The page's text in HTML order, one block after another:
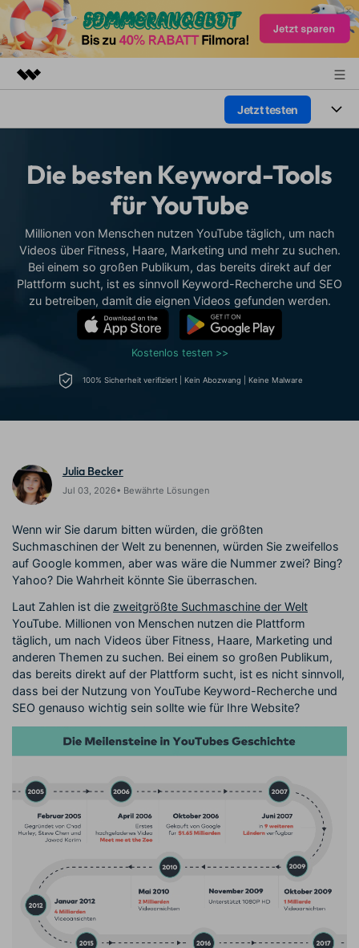
Dienstprogramme
Überblick
Presseraum
Shop
Support
Jetzt testen
Plattformen
Assets
Video/Foto
Audio
Text
Lösungen
Wer
Video-Lösungen
Ressourcen
Video-Prompts
Prompts – schnell ähnliche
Videos erstellen
Meisterkurs
Beherrschen Sie
Videobearbeitungsfähigkeiten
Lernen, ausdrücken und
erweitern Sie Ihre
Videobearbeitungs-
können
Creator
Programm
Monetarisieren Sie
Ihren Einfluss mit Filmora
Freunde-werben-
An Freunde empfehlen,
Belohnungen erhalten
Blog
Hilfe-Center
Kunden-Support
Über Uns Bewertungen
Kunden-Geschichten
Erfahren Sie, wie unsere
Kunden Erfolg haben
Affiliate-Programm
Schalten Sie Partnerschaften
auf Unternehmensebene frei
Suchen
Die besten Keyword-Tools
für YouTube
Millionen von Menschen nutzen YouTube täglich, um nach
Videos über Fitness, Haare, Marketing und mehr zu suchen.
Bei einem so großen Publikum, das bereits direkt auf der
Plattform sucht, ist es sinnvoll Keyword-Recherche und SEO
zu betreiben, damit die eignen Videos gefunden werden.
Kostenlos testen >>
100% Sicherheit verifiziert | Kein Abozwang | Keine Malware
Julia Becker
Jul 03, 2026• Bewährte Lösungen
Wenn wir Sie darum bitten würden, die größten
Suchmaschinen der Welt zu benennen, würden Sie zweifellos
auf Google kommen, aber was wäre die Nummer zwei? Bing?
Yahoo? Die Wahrheit könnte Sie überraschen.
Laut Zahlen ist die zweitgrößte Suchmaschine der Welt
YouTube. Millionen von Menschen nutzen die Plattform
täglich, um nach Videos über Fitness, Haare, Marketing und
anderen Themen zu suchen. Bei einem so großen Publikum,
das bereits direkt auf der Plattform sucht, ist es nicht sinnvoll,
dass bei der Nutzung von YouTube Keyword-Recherche und
SEO genauso wichtig sein sollte wie für Ihre Website?